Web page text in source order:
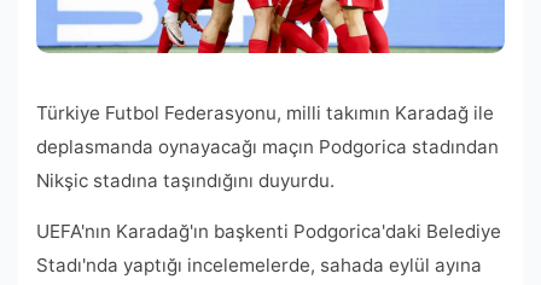
Türkiye Futbol Federasyonu, milli takımın Karadağ ile
deplasmanda oynayacağı maçın Podgorica stadından
Nikşic stadına taşındığını duyurdu.
UEFA'nın Karadağ'ın başkenti Podgorica'daki Belediye
Stadı'nda yaptığı incelemelerde, sahada eylül ayına